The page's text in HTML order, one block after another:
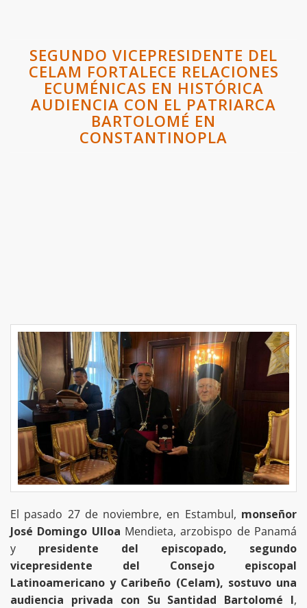
SEGUNDO VICEPRESIDENTE DEL
CELAM FORTALECE RELACIONES
ECUMÉNICAS EN HISTÓRICA
AUDIENCIA CON EL PATRIARCA
BARTOLOMÉ EN
CONSTANTINOPLA
El pasado 27 de noviembre, en Estambul, monseñor
José Domingo Ulloa Mendieta, arzobispo de Panamá
y presidente del episcopado, segundo
vicepresidente del Consejo episcopal
Latinoamericano y Caribeño (Celam), sostuvo una
audiencia privada con Su Santidad Bartolomé I,